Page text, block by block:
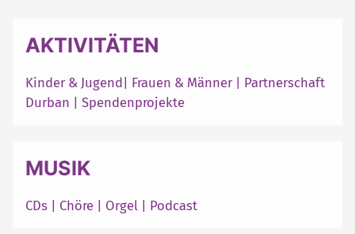
AKTIVITÄTEN
Kinder & Jugend Frauen & Männer| Partnerschaft
Durban
Spendenprojekte
MUSIK
CDs Chöre Orgel Podcast